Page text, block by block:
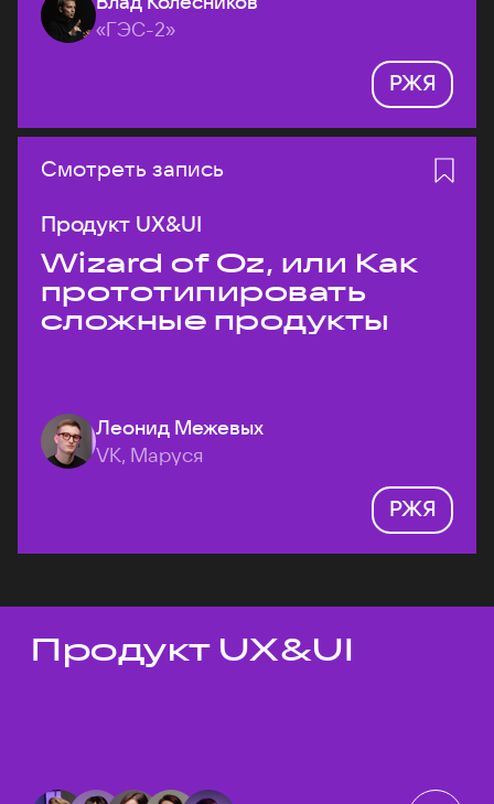
«ГЭС-2»
РЖЯ
Смотреть запись
Продукт UX&UI
Wizard of Oz, или Как
прототипировать
сложные продукты
Леонид Межевых
VK, Маруся
РЖЯ
Темы докладов
Продукт UX&UI